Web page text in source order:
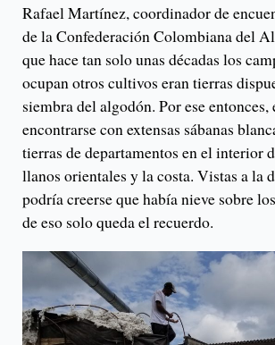
Rafael Martínez, coordinador de
de la Confederación Colombiana del
que hace tan solo unas décadas los
ocupan otros cultivos eran tierras
siembra del algodón. Por ese entonces,
encontrarse con extensas sábanas
tierras de departamentos en el interior
llanos orientales y la costa. Vistas a la
podría creerse que había nieve sobre
de eso solo queda el recuerdo.